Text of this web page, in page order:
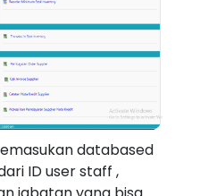
databased
ID user staff ,